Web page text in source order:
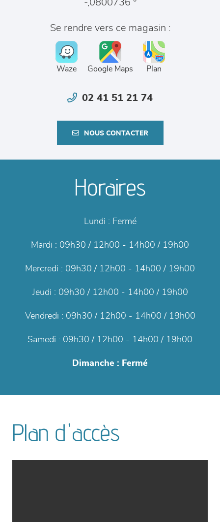
-,0800736 °
Se rendre vers ce magasin :
Waze Google Maps Plan
02 41 51 21 74
NOUS CONTACTER
Horaires
Lundi : Fermé
Mardi : 09h30 / 12h00 - 14h00 / 19h00
Mercredi : 09h30 / 12h00 - 14h00 / 19h00
Jeudi : 09h30 / 12h00 - 14h00 / 19h00
Vendredi : 09h30 / 12h00 - 14h00 / 19h00
Samedi : 09h30 / 12h00 - 14h00 / 19h00
Dimanche : Fermé
Plan d'accès